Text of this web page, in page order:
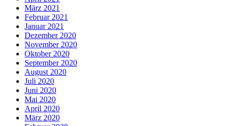
März 2021
Februar 2021
Januar 2021
Dezember 2020
November 2020
Oktober 2020
September 2020
August 2020
Juli 2020
Juni 2020
Mai 2020
April 2020
März 2020